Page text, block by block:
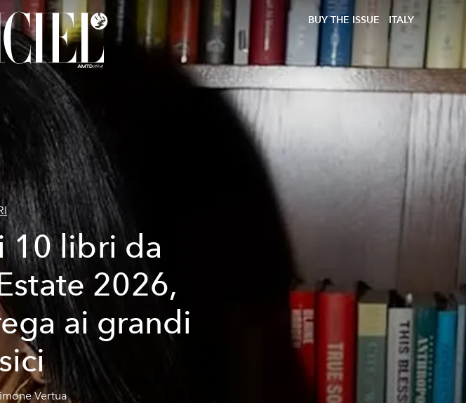
BUY THE ISSUE ITALY
10 libri da
2026,
ai grandi
Vertua